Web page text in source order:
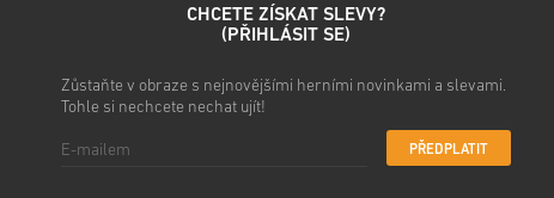
CHCETE ZÍSKAT SLEVY?
(PŘIHLÁSIT SE)
Zůstaňte v obraze s nejnovějšími herními novinkami a slevami.
Tohle si nechcete nechat ujít!
PŘEDPLATIT